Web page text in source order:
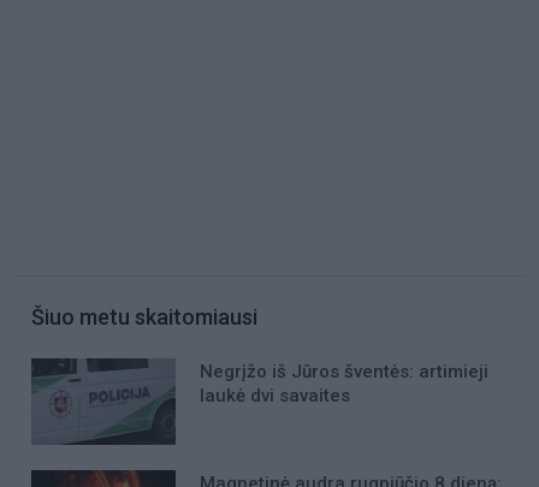
Šiuo metu skaitomiausi
Negrįžo iš Jūros šventės: artimieji
laukė dvi savaites